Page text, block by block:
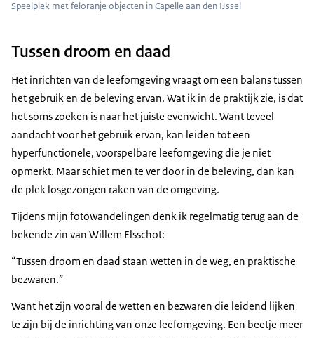
Speelplek met feloranje objecten in Capelle aan den IJssel
Tussen droom en daad
Het inrichten van de leefomgeving vraagt om een balans tussen
het gebruik en de beleving ervan. Wat ik in de praktijk zie, is dat
het soms zoeken is naar het juiste evenwicht. Want teveel
aandacht voor het gebruik ervan, kan leiden tot een
hyperfunctionele, voorspelbare leefomgeving die je niet
opmerkt. Maar schiet men te ver door in de beleving, dan kan
de plek losgezongen raken van de omgeving.
Tijdens mijn fotowandelingen denk ik regelmatig terug aan de
bekende zin van Willem Elsschot:
“Tussen droom en daad staan wetten in de weg, en praktische
bezwaren.”
Want het zijn vooral de wetten en bezwaren die leidend lijken
te zijn bij de inrichting van onze leefomgeving. Een beetje meer